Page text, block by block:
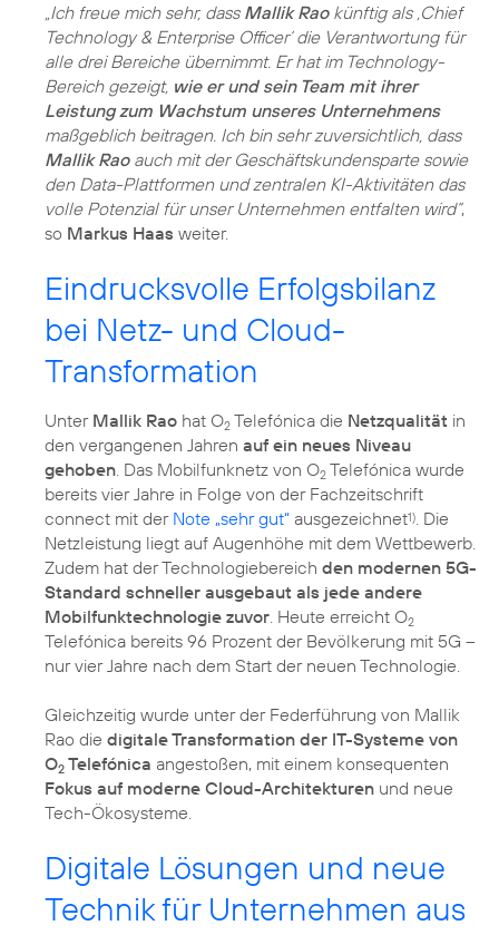
„Ich freue mich sehr, dass Mallik Raokünftig als ‚Chief
Technology & Enterprise Officer‘ die Verantwortung für
alle drei Bereiche übernimmt. Er hat im Technology-
Bereich gezeigt, wie er und sein Team mit ihrer
Leistung zum Wachstum unseres Unternehmens
maßgeblich beitragen. Ich bin sehr zuversichtlich, dass
Mallik Raoauch mit der Geschäftskundensparte sowie
den Data-Plattformen und zentralen KI-Aktivitäten das
volle Potenzial für unser Unternehmen entfalten wird“,
so Markus Haas weiter.
Eindrucksvolle Erfolgsbilanz
bei Netz- und Cloud-
Transformation
Unter Mallik Rao hat O2 Telefónica die Netzqualität in
den vergangenen Jahren auf ein neues Niveau
gehoben. Das Mobilfunknetz von O2 Telefónica wurde
bereits vier Jahre in Folge von der Fachzeitschrift
connect mit der Note „sehr gut“ ausgezeichnet1). Die
Netzleistung liegt auf Augenhöhe mit dem Wettbewerb.
Zudem hat der Technologiebereich den modernen 5G-
Standard schneller ausgebaut als jede andere
Mobilfunktechnologie zuvor. Heute erreicht O2
Telefónica bereits 96 Prozent der Bevölkerung mit 5G –
nur vier Jahre nach dem Start der neuen Technologie.
Gleichzeitig wurde unter der Federführung von Mallik
Rao die digitale Transformation der IT-Systeme von
O2 Telefónica angestoßen, mit einem konsequenten
Fokus auf moderne Cloud-Architekturen und neue
Tech-Ökosysteme.
Digitale Lösungen und neue
Technik für Unternehmen aus